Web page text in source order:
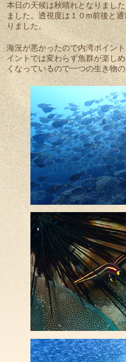
ッ
プ
本日の天候は秋晴れとなりまし
ました。透視度は１０m前後と
りました。
海況が悪かったので内湾ポイン
イントでは変わらず魚群が楽し
くなっているので一つの生き物